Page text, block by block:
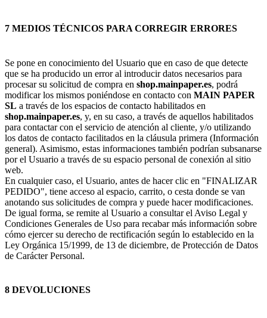
7 MEDIOS TÉCNICOS PARA CORREGIR ERRORES
Se pone en conocimiento del Usuario que en caso de que detecte
que se ha producido un error al introducir datos necesarios para
procesar su solicitud de compra en shop.mainpaper.es, podrá
modificar los mismos poniéndose en contacto con MAIN PAPER
SL a través de los espacios de contacto habilitados en
shop.mainpaper.es, y, en su caso, a través de aquellos habilitados
para contactar con el servicio de atención al cliente, y/o utilizando
los datos de contacto facilitados en la cláusula primera (Información
general). Asimismo, estas informaciones también podrían subsanarse
por el Usuario a través de su espacio personal de conexión al sitio
web.
En cualquier caso, el Usuario, antes de hacer clic en "FINALIZAR
PEDIDO", tiene acceso al espacio, carrito, o cesta donde se van
anotando sus solicitudes de compra y puede hacer modificaciones.
De igual forma, se remite al Usuario a consultar el Aviso Legal y
Condiciones Generales de Uso para recabar más información sobre
cómo ejercer su derecho de rectificación según lo establecido en la
Ley Orgánica 15/1999, de 13 de diciembre, de Protección de Datos
de Carácter Personal.
8 DEVOLUCIONES